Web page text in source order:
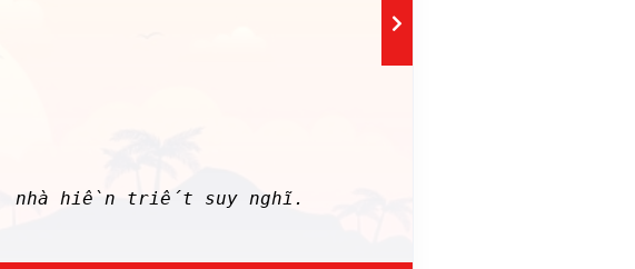
nhà hiền triết suy nghĩ.